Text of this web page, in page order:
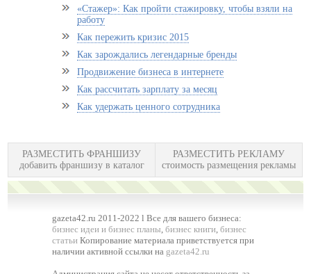
«Стажер»: Как пройти стажировку, чтобы взяли на
работу
Как пережить кризис 2015
Как зарождались легендарные бренды
Продвижение бизнеса в интернете
Как рассчитать зарплату за месяц
Как удержать ценного сотрудника
РАЗМЕСТИТЬ ФРАНШИЗУ
добавить франшизу в каталог
РАЗМЕСТИТЬ РЕКЛАМУ
стоимость размещения рекламы
gazeta42.ru 2011-2022 l Все для вашего бизнеса:
бизнес идеи и бизнес планы,бизнес книги,бизнес
статьи Копирование материала приветствуется при
наличии активной ссылки на gazeta42.ru